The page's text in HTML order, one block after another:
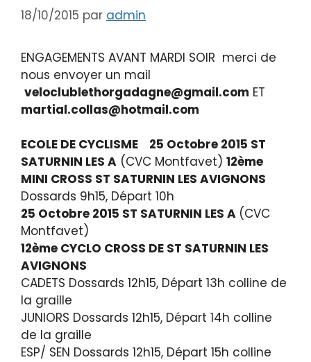
18/10/2015 par admin
ENGAGEMENTS AVANT MARDI SOIR merci de
nous envoyer un mail
veloclublethorgadagne@gmail.com ET
martial.collas@hotmail.com
ECOLE DE CYCLISME 25 Octobre 2015 ST
SATURNIN LES A (CVC Montfavet) 12ème
MINI CROSS ST SATURNIN LES AVIGNONS
Dossards 9h15, Départ 10h
25 Octobre 2015 ST SATURNIN LES A (CVC
Montfavet)
12ème CYCLO CROSS DE ST SATURNIN LES
AVIGNONS
CADETS Dossards 12h15, Départ 13h colline de
la graille
JUNIORS Dossards 12h15, Départ 14h colline
de la graille
ESP/ SEN Dossards 12h15, Départ 15h colline